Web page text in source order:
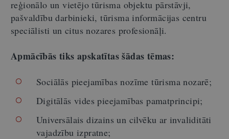
reģionālo un vietējo tūrisma objektu pārstāvji,
pašvaldību darbinieki, tūrisma informācijas centru
speciālisti un citus nozares profesionāļi.
Apmācībās tiks apskatītas šādas tēmas:
Sociālās pieejamības nozīme tūrisma nozarē;
Digitālās vides pieejamības pamatprincipi;
Universālais dizains un cilvēku ar invaliditāti
vajadzību izpratne;